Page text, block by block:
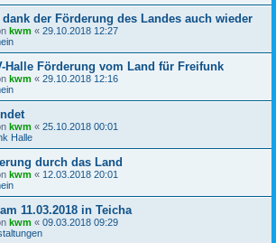
dank der Förderung des Landes auch wieder
kwm « 29.10.2018 12:27
Halle Förderung vom Land für Freifunk
kwm « 29.10.2018 12:16
kwm « 25.10.2018 00:01
Halle
durch das Land
kwm « 12.03.2018 20:01
11.03.2018 in Teicha
kwm « 09.03.2018 09:29